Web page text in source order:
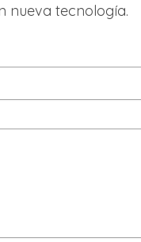
nueva tecnología.